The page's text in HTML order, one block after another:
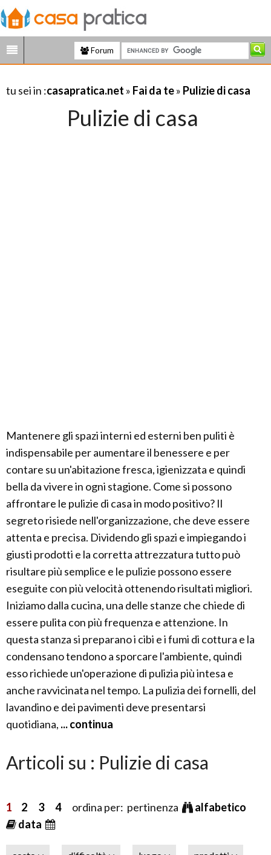
Forum
tu sei in :casapratica.net » Fai da te» Pulizie di casa
Pulizie di casa
Mantenere gli spazi interni ed esterni ben puliti è
indispensabile per aumentare il benessere e per
contare su un'abitazione fresca, igienizzata e quindi
bella da vivere in ogni stagione. Come si possono
affrontare le pulizie di casa in modo positivo? Il
segreto risiede nell'organizzazione, che deve essere
attenta e precisa. Dividendo gli spazi e impiegando i
giusti prodotti e la corretta attrezzatura tutto può
risultare più semplice e le pulizie possono essere
eseguite con più velocità ottenendo risultati migliori.
Iniziamo dalla cucina, una delle stanze che chiede di
essere pulita con più frequenza e attenzione. In
questa stanza si preparano i cibi e i fumi di cottura e la
condensano tendono a sporcare l'ambiente, quindi
esso richiede un'operazione di pulizia più intesa e
anche ravvicinata nel tempo. La pulizia dei fornelli, del
lavandino e dei pavimenti deve presentarsi
quotidiana, ... continua
Articoli su : Pulizie di casa
1 2 3 4ordina per: pertinenza
alfabetico
data